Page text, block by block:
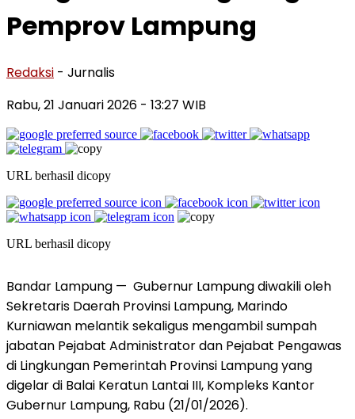
Pemprov Lampung
Redaksi - Jurnalis
Rabu, 21 Januari 2026 - 13:27 WIB
URL berhasil dicopy
URL berhasil dicopy
Bandar Lampung — Gubernur Lampung diwakili oleh
Sekretaris Daerah Provinsi Lampung, Marindo
Kurniawan melantik sekaligus mengambil sumpah
jabatan Pejabat Administrator dan Pejabat Pengawas
di Lingkungan Pemerintah Provinsi Lampung yang
digelar di Balai Keratun Lantai III, Kompleks Kantor
Gubernur Lampung, Rabu (21/01/2026).